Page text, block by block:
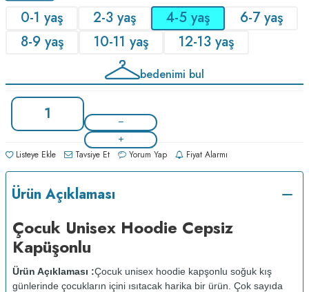
0-1 yaş 2-3 yaş 4-5 yaş
6-7 yaş
8-9 yaş
10-11 yaş 12-13 yaş
bedenimi bul
Listeye Ekle Tavsiye Et Yorum Yap Fiyat Alarmı
Ürün Açıklaması
Çocuk Unisex Hoodie Cepsiz
Kapüşonlu
Ürün Açıklaması :Çocuk unisex hoodie kapşonlu soğuk kış
günlerinde çocukların içini ısıtacak harika bir ürün. Çok sayıda